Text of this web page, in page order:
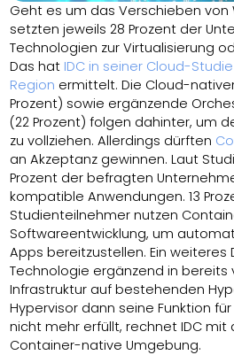
Geht es um das Verschieben von
setzten jeweils 28 Prozent der
Technologien zur Virtualisierung
Das hat IDC in seiner Cloud-
Region ermittelt. Die Cloud-
Prozent) sowie ergänzende
(22 Prozent) folgen dahinter, um
zu vollziehen. Allerdings dürften
an Akzeptanz gewinnen. Laut
Prozent der befragten
kompatible Anwendungen. 13
Studienteilnehmer nutzen
Softwareentwicklung, um
Apps bereitzustellen. Ein
Technologie ergänzend in bereits
Infrastruktur auf bestehenden
Hypervisor dann seine Funktion
nicht mehr erfüllt, rechnet IDC
Container-native Umgebung.